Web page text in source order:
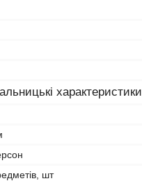
характеристики
шт